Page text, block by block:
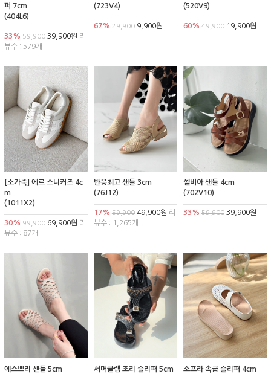
퍼 7cm
(404L6)
33% 59,900 39,900원 리
뷰수 : 579개
(723V4)
67% 29,9009,900원
(520V9)
60% 49,90019,900원
[소가죽] 에르 스니커즈 4c
m
(1011X2)
30% 99,900 69,900원 리
뷰수 : 87개
반응최고 샌들 3cm
(76J12)
17% 59,90049,900원 리
뷰수 : 1,265개
셀비아 샌들 4cm
(702V10)
33% 59,90039,900원
에스쁘리 샌들 5cm
서머글램 조리 슬리퍼 5cm
소프라 속굽 슬리퍼 4cm